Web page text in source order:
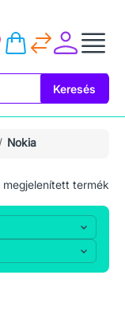
Keresés
Nokia
megjelenített termék